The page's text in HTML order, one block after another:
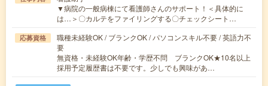
▼病院の一般病棟にて看護師さんのサポート！＜具体的に
は…＞〇カルテをファイリングする〇チェックシート…
応募資格
職種未経験OK / ブランクOK / パソコンスキル不要 / 英語力不
要
無資格・未経験OK年齢・学歴不問 ブランクOK★10名以上
採用予定履歴書は不要です。少しでも興味があ…